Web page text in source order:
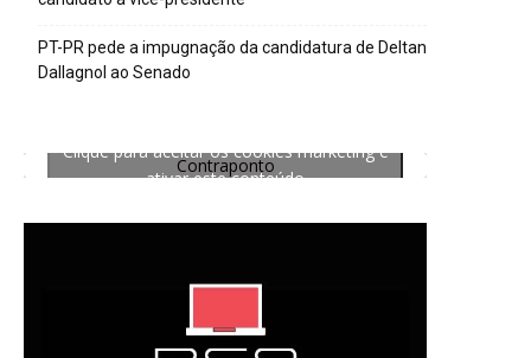
PT-PR pede a impugnação da candidatura de Deltan
Dallagnol ao Senado
Contraponto
Clique para aceitar os cookies marketing e
ativar este conteúdo